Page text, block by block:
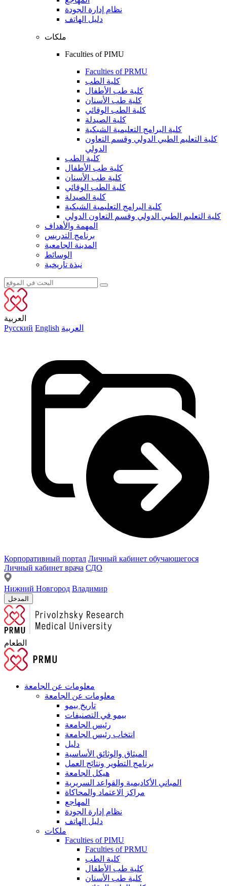
نظام إدارة الجودة
دليل الهاتف
ملكات
Faculties of PIMU
Faculties of PRMU
كلية الطب
كلية طب الأطفال
كلية طب الأسنان
كلية الطب الوقائي
كلية الصيدلة
كلية البرامج التعليمية الشبكية
كلية التعليم الطبي الدولي وقسم التعاون
الدولي
كلية الطب
كلية طب الأطفال
كلية طب الأسنان
كلية الطب الوقائي
كلية الصيدلة
كلية البرامج التعليمية الشبكية
كلية التعليم الطبي الدولي وقسم التعاون الدولي
المهمة والأهداف
برنامج التدريس
المدينة الجامعية
الوسائط
نبذة تاريخية
العربية
Русский English العربية
Корпоративный портал Личный кабинет обучающегося
Личный кабинет врача СДО
Нижний Новгород Владимир
المدخل
الطعام
معلومات عن الجامعة
معلومات عن الجامعة
تاريخ بيمو
بيمو في التصنيفات
رئيس الجامعة
انتخاب رئيس الجامعة
دليل
الميثاق والوثائق الأساسية
برنامج التطوير ونتائج العمل
هيكل الجامعة
المباني الأكاديمية والقواعد السريرية
مراكز الاعتماد والمحاكاة
المهاجع
نظام إدارة الجودة
دليل الهاتف
ملكات
Faculties of PIMU
Faculties of PRMU
كلية الطب
كلية طب الأطفال
كلية طب الأسنان